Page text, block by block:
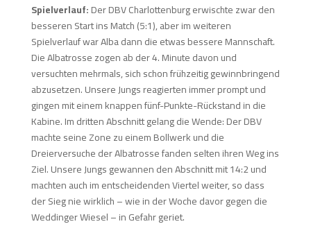
Spielverlauf:Der DBV Charlottenburg erwischte zwar den
besseren Start ins Match (5:1), aber im weiteren
Spielverlauf war Alba dann die etwas bessere Mannschaft.
Die Albatrosse zogen ab der 4. Minute davon und
versuchten mehrmals, sich schon frühzeitig gewinnbringend
abzusetzen. Unsere Jungs reagierten immer prompt und
gingen mit einem knappen fünf-Punkte-Rückstand in die
Kabine. Im dritten Abschnitt gelang die Wende: Der DBV
machte seine Zone zu einem Bollwerk und die
Dreierversuche der Albatrosse fanden selten ihren Weg ins
Ziel. Unsere Jungs gewannen den Abschnitt mit 14:2 und
machten auch im entscheidenden Viertel weiter, so dass
der Sieg nie wirklich – wie in der Woche davor gegen die
Weddinger Wiesel – in Gefahr geriet.